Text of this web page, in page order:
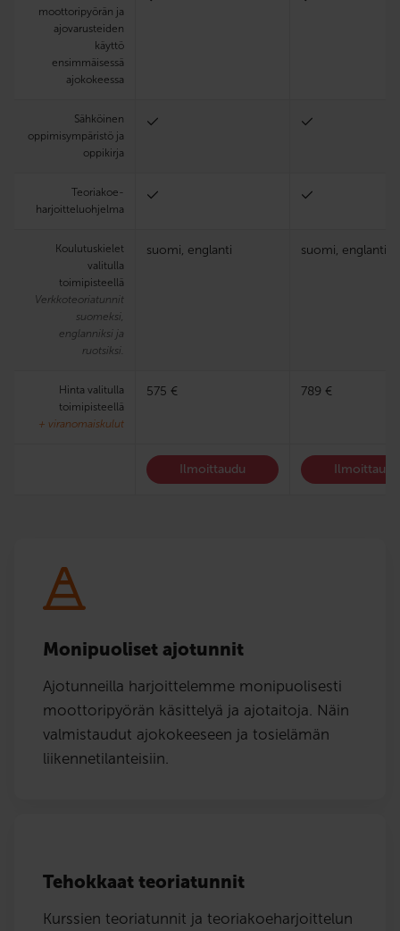
moottoripyörän ja
ajovarusteiden
käyttö
ensimmäisessä
ajokokeessa
Sähköinen
oppimisympäristö ja
oppikirja
Teoria­koe­
harjoittelu­ohjelma
Koulutuskielet
valitulla
toimipisteellä
Verkkoteoriatunnit
suomeksi,
englanniksi ja
ruotsiksi.
suomi, englanti suomi, englanti,
Hinta valitulla
toimipisteellä
+ viranomaiskulut
575 € 789 €
Ilmoittaudu Ilmoittaudu
Monipuoliset ajotunnit
Ajotunneilla harjoittelemme monipuolisesti
moottoripyörän käsittelyä ja ajotaitoja. Näin
valmistaudut ajokokeeseen ja tosielämän
liikennetilanteisiin.
Tehokkaat teoriatunnit
Kurssien teoriatunnit ja teoriakoeharjoittelun